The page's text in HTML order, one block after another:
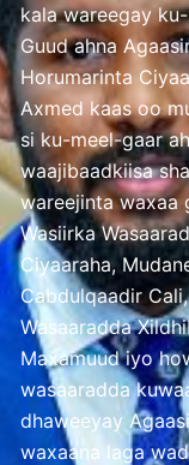
kala wareegay
Guud ahna
Horumarinta
Axmed kaas oo
si ku-meel-gaar
waajibaadkiisa
wareejinta waxaa
Wasiirka
Ciyaaraha,
Cabdulqaadir
Wasaaradda
Maxamuud iyo
wasaaradda
dhaweeyay
waxaana laga